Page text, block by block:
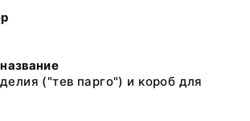
("тев парго") и короб для